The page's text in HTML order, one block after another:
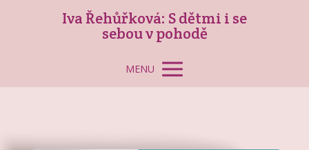
Iva Řehůřková: S dětmi i se
sebou v pohodě
MENU